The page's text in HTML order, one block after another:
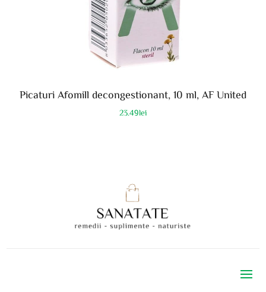
Picaturi Afomill decongestionant, 10 ml, AF United
23.49lei